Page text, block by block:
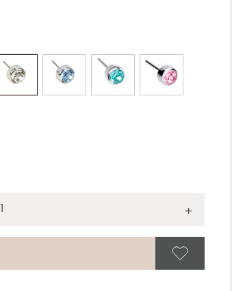
+